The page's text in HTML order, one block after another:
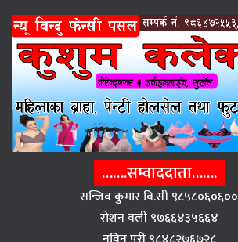
…….सम्वाददाता…….
सन्जिव कुमार वि.सी ९८५८०६०६००
राेशन वली ९७६६४३५६६४